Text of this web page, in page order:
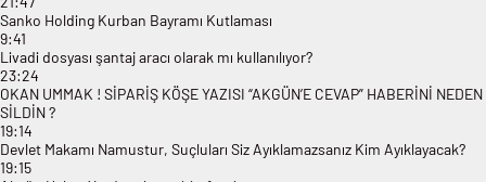
Sanko Holding Kurban Bayramı Kutlaması
9:41
Livadi dosyası şantaj aracı olarak mı kullanılıyor?
23:24
OKAN UMMAK ! SİPARİŞ KÖŞE YAZISI “AKGÜN’E CEVAP” HABERİNİ NEDEN
SİLDİN ?
19:14
Devlet Makamı Namustur, Suçluları Siz Ayıklamazsanız Kim Ayıklayacak?
19:15